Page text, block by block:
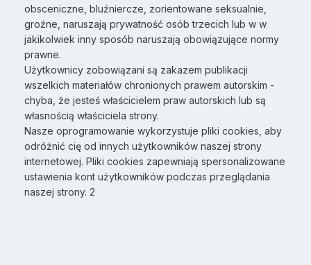
obsceniczne, bluźniercze, zorientowane seksualnie,
groźne, naruszają prywatność osób trzecich lub w w
jakikolwiek inny sposób naruszają obowiązujące normy
prawne.
Użytkownicy zobowiązani są zakazem publikacji
wszelkich materiałów chronionych prawem autorskim -
chyba, że jesteś właścicielem praw autorskich lub są
własnością właściciela strony.
Nasze oprogramowanie wykorzystuje pliki cookies, aby
odróżnić cię od innych użytkowników naszej strony
internetowej. Pliki cookies zapewniają spersonalizowane
ustawienia kont użytkowników podczas przeglądania
naszej strony. 2